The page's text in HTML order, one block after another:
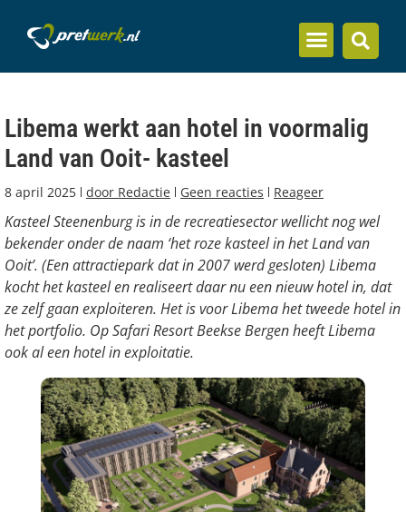
Libema werkt aan hotel in voormalig
Land van Ooit- kasteel
8 april 2025 door Redactie Geen reacties Reageer
Kasteel Steenenburg is in de recreatiesector wellicht nog wel
bekender onder de naam ‘het roze kasteel in het Land van
Ooit’. (Een attractiepark dat in 2007 werd gesloten) Libema
kocht het kasteel en realiseert daar nu een nieuw hotel in, dat
ze zelf gaan exploiteren. Het is voor Libema het tweede hotel in
het portfolio. Op Safari Resort Beekse Bergen heeft Libema
ook al een hotel in exploitatie.